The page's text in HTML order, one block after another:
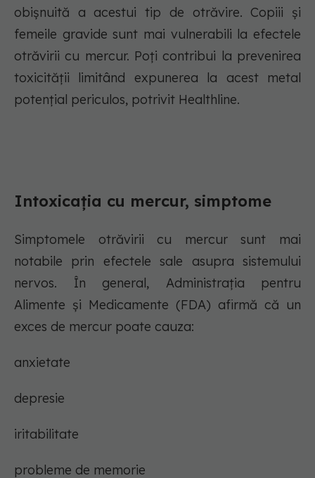
obișnuită a acestui tip de otrăvire. Copiii și
femeile gravide sunt mai vulnerabili la efectele
otrăvirii cu mercur. Poți contribui la prevenirea
toxicității limitând expunerea la acest metal
potențial periculos, potrivit Healthline.
Intoxicația cu mercur, simptome
Simptomele otrăvirii cu mercur sunt mai
notabile prin efectele sale asupra sistemului
nervos. În general, Administrația pentru
Alimente și Medicamente (FDA) afirmă că un
exces de mercur poate cauza:
anxietate
depresie
iritabilitate
probleme de memorie